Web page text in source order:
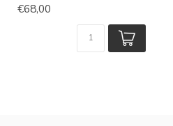
€68,00